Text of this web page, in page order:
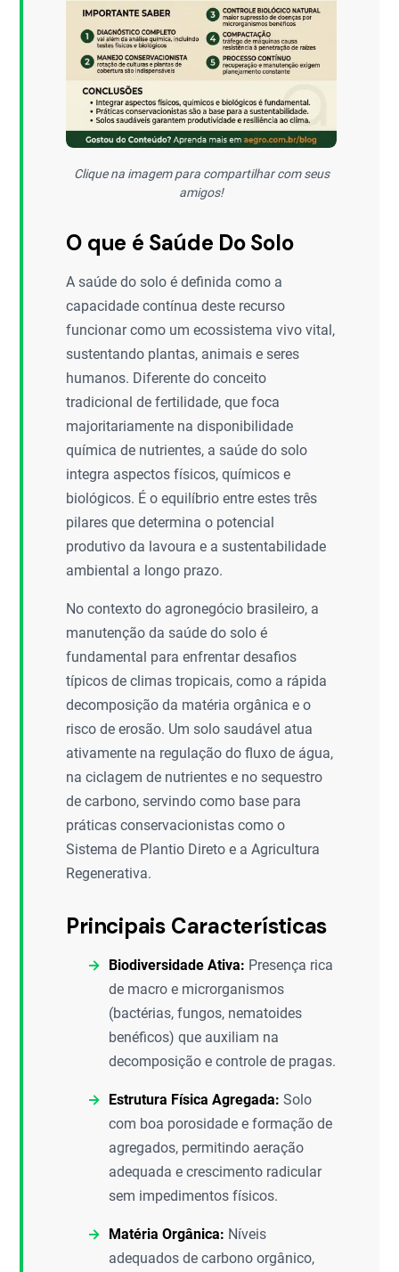
Clique na imagem para compartilhar com seus
amigos!
O que é Saúde Do Solo
A saúde do solo é definida como a
capacidade contínua deste recurso
funcionar como um ecossistema vivo vital,
sustentando plantas, animais e seres
humanos. Diferente do conceito
tradicional de fertilidade, que foca
majoritariamente na disponibilidade
química de nutrientes, a saúde do solo
integra aspectos físicos, químicos e
biológicos. É o equilíbrio entre estes três
pilares que determina o potencial
produtivo da lavoura e a sustentabilidade
ambiental a longo prazo.
No contexto do agronegócio brasileiro, a
manutenção da saúde do solo é
fundamental para enfrentar desafios
típicos de climas tropicais, como a rápida
decomposição da matéria orgânica e o
risco de erosão. Um solo saudável atua
ativamente na regulação do fluxo de água,
na ciclagem de nutrientes e no sequestro
de carbono, servindo como base para
práticas conservacionistas como o
Sistema de Plantio Direto e a Agricultura
Regenerativa.
Principais Características
Biodiversidade Ativa: Presença rica
de macro e microrganismos
(bactérias, fungos, nematoides
benéficos) que auxiliam na
decomposição e controle de pragas.
Estrutura Física Agregada: Solo
com boa porosidade e formação de
agregados, permitindo aeração
adequada e crescimento radicular
sem impedimentos físicos.
Matéria Orgânica: Níveis
adequados de carbono orgânico,